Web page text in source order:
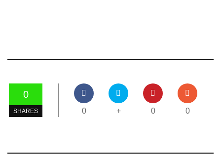
0
SHARES 0 + 0 0